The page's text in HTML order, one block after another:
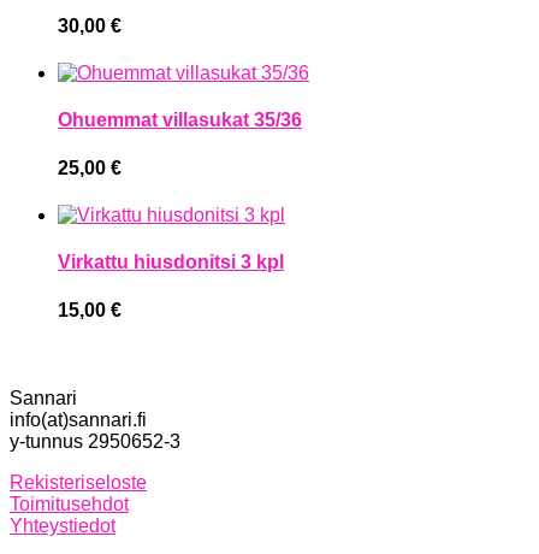
30,00 €
Ohuemmat villasukat 35/36
25,00 €
Virkattu hiusdonitsi 3 kpl
15,00 €
Sannari
info(at)sannari.fi
y-tunnus 2950652-3
Rekisteriseloste
Toimitusehdot
Yhteystiedot